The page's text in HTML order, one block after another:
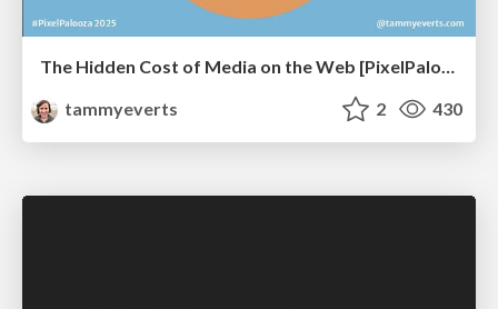
The Hidden Cost of Media on the Web [PixelPalooza 2025]
tammyeverts
2 430